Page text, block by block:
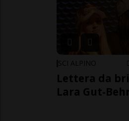
SCI ALPINO
Lettera da
Lara Gut-